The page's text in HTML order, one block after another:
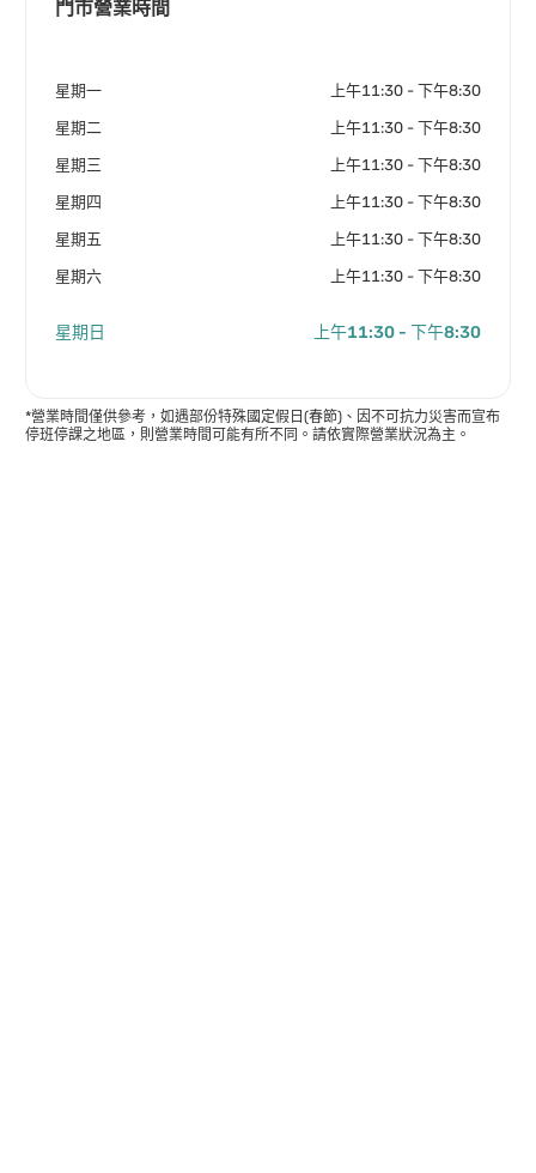
門市營業時間
星期一 上午11:30 - 下午8:30
星期二 上午11:30 - 下午8:30
星期三 上午11:30 - 下午8:30
星期四 上午11:30 - 下午8:30
星期五 上午11:30 - 下午8:30
星期六 上午11:30 - 下午8:30
星期日 上午11:30 - 下午8:30
*營業時間僅供參考，如遇部份特殊國定假日(春節)、因不可抗力災害而宣布
停班停課之地區，則營業時間可能有所不同。請依實際營業狀況為主。